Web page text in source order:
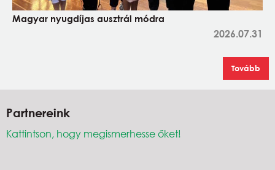
Magyar nyugdíjas ausztrál módra
2026.07.31
Tovább
Partnereink
Kattintson, hogy megismerhesse őket!